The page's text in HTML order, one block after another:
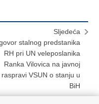
Sljedeća
stalnog predstanika
RH pri UN veleposlanika
Ranka Vilovica na javnoj
raspravi VSUN o stanju u
BiH